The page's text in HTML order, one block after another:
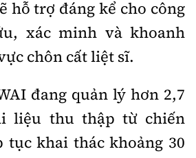
hỗ trợ đáng kể cho công
xác minh và khoanh
chôn cất liệt sĩ.
đang quản lý hơn 2,7
liệu thu thập từ chiến
khai thác khoảng 30